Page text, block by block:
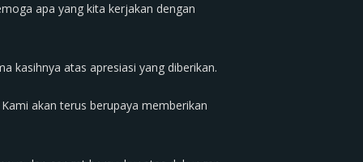
apa yang kita kerjakan dengan
kasihnya atas apresiasi yang diberikan.
akan terus berupaya memberikan